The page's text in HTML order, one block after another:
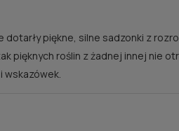
dotarły piękne, silne sadzonki z
pięknych roślin z żadnej innej nie
wskazówek.